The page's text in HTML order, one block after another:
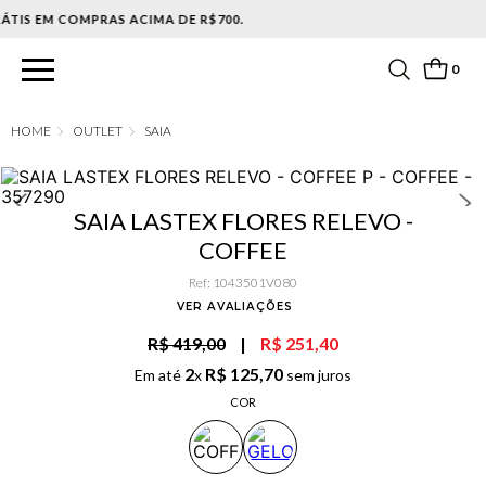
PARCELAMENTO EM ATÉ 6X SEM JUROS. APROVEITE!
0
OUTLET SAIA
SAIA LASTEX FLORES RELEVO -
COFFEE
Ref: 1043501V080
VER AVALIAÇÕES
R$ 419,00 | R$ 251,40
Em até 2x R$ 125,70 sem juros
COR